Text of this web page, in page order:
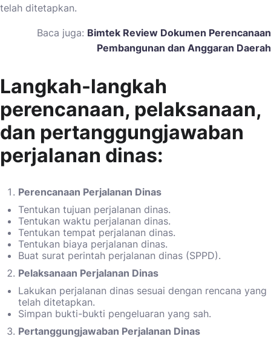
telah ditetapkan.
Baca juga: Bimtek Review Dokumen Perencanaan
Pembangunan dan Anggaran Daerah
Langkah-langkah
perencanaan, pelaksanaan,
dan pertanggungjawaban
perjalanan dinas:
Perencanaan Perjalanan Dinas
Tentukan tujuan perjalanan dinas.
Tentukan waktu perjalanan dinas.
Tentukan tempat perjalanan dinas.
Tentukan biaya perjalanan dinas.
Buat surat perintah perjalanan dinas (SPPD).
Pelaksanaan Perjalanan Dinas
Lakukan perjalanan dinas sesuai dengan rencana yang
telah ditetapkan.
Simpan bukti-bukti pengeluaran yang sah.
Pertanggungjawaban Perjalanan Dinas